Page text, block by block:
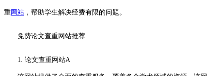
重网站 ，帮助学生解决经费有限的问题。
免费论文查重网站推荐
1. 论文查重网站A